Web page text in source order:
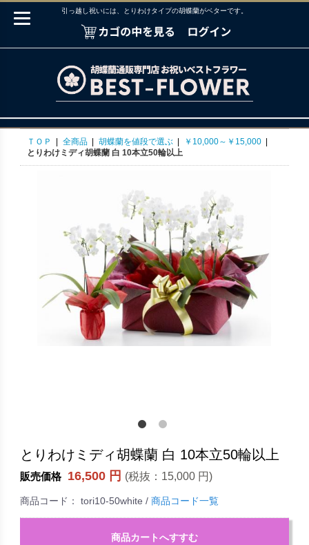
引っ越し祝いには、とりわけタイプの胡蝶蘭がベターです。
ＴＯＰ 全商品 胡蝶蘭を値段で選ぶ ￥10,000～￥15,000
とりわけミディ胡蝶蘭 白 10本立50輪以上
とりわけミディ胡蝶蘭 白 10本立50輪以上
販売価格 16,500 円 (税抜： 15,000 円)
商品コード： tori10-50white / 商品コード一覧
商品カートへすすむ